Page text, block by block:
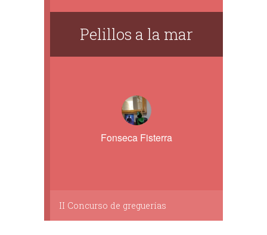
Pelillos a la mar
Fonseca Fisterra
II Concurso de greguerías